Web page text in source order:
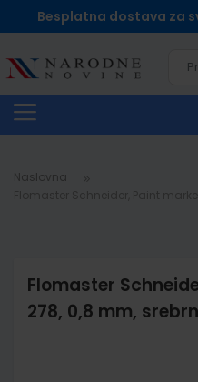
Besplatna dostava za
Naslovna
Flomaster
278, 0,8 mm,